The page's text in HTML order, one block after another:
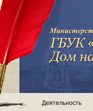
Деятельность